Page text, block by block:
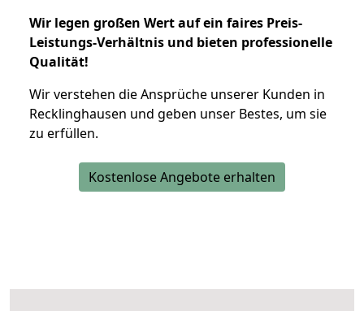
Wir legen großen Wert auf ein faires Preis-
Leistungs-Verhältnis und bieten professionelle
Qualität!
Wir verstehen die Ansprüche unserer Kunden in
Recklinghausen und geben unser Bestes, um sie
zu erfüllen.
Kostenlose Angebote erhalten